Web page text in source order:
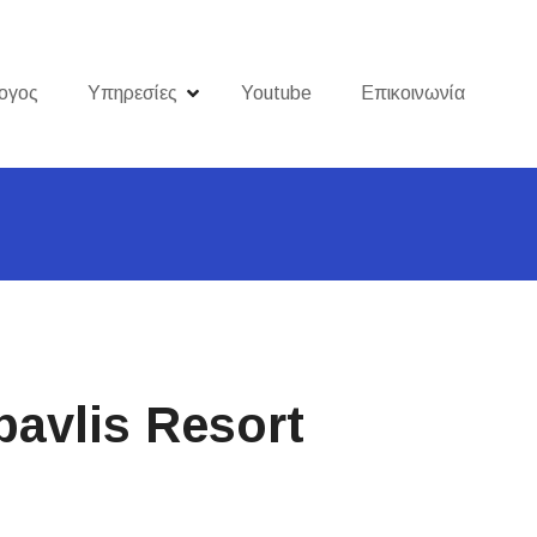
Υπηρεσίες Youtube Επικοινωνία
Resort